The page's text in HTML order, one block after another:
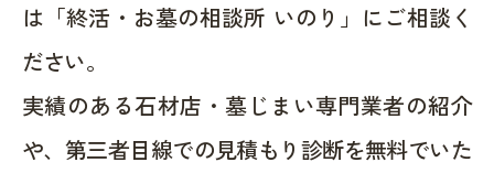
は「終活・お墓の相談所 いのり」にご相談く
ださい。
実績のある石材店・墓じまい専門業者の紹介
や、第三者目線での見積もり診断を無料でいた